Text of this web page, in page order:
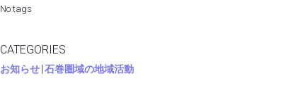
No tags
CATEGORIES
お知らせ 石巻圏域の地域活動